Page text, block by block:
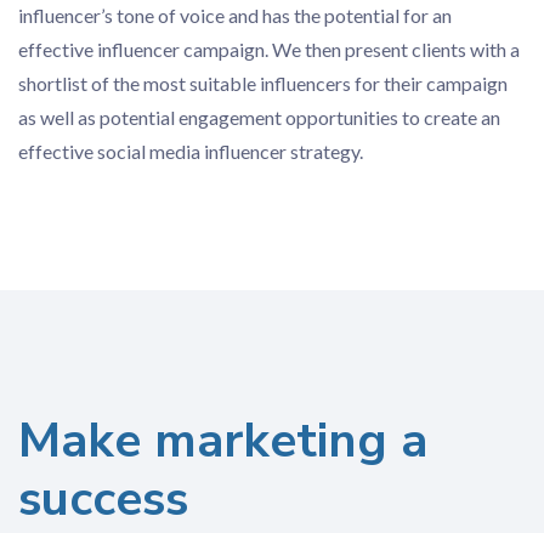
influencer’s tone of voice and has the potential for an
effective influencer campaign. We then present clients with a
shortlist of the most suitable influencers for their campaign
as well as potential engagement opportunities to create an
effective social media influencer strategy.
Make marketing a
success